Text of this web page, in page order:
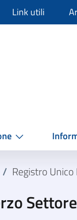
Link utili
/ Registro